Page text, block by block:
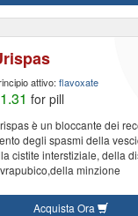
attivo: flavoxate
for pill
è un bloccante dei
degli spasmi della
cistite interstiziale, della
minzione
Acquista Ora